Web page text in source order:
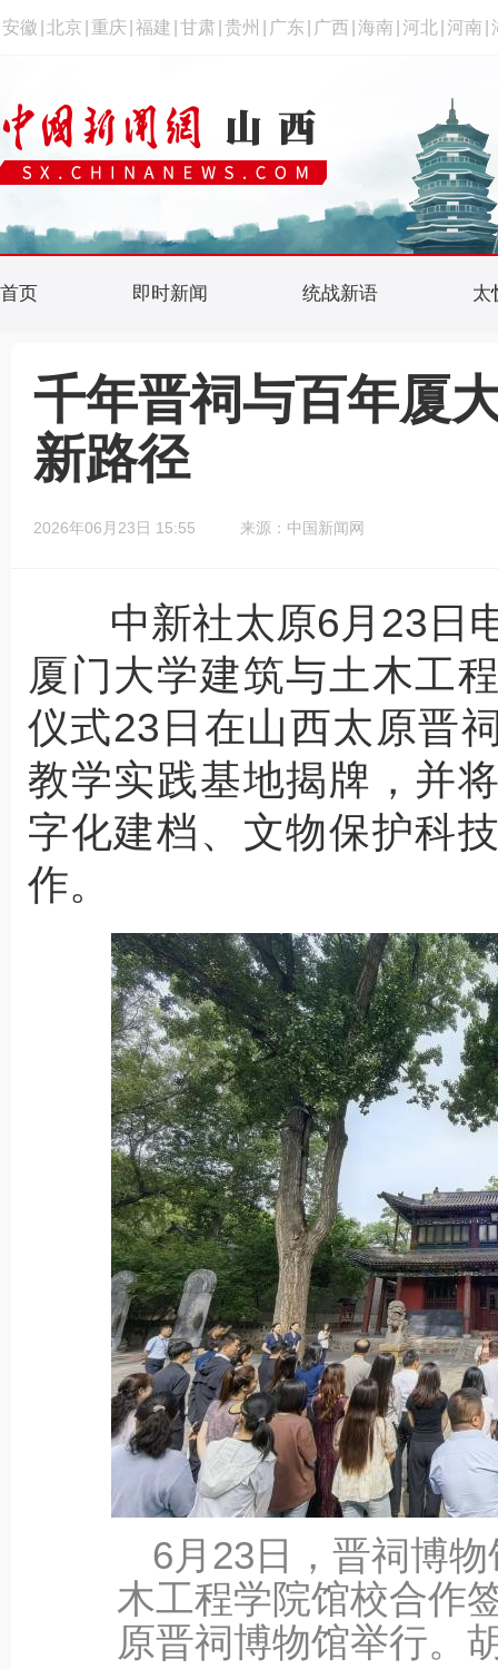
安徽 北京 重庆 福建 甘肃 贵州 广东 广西 海南 河北 河南
首页 即时新闻 统战新语 太
千年晋祠与百年厦
新路径
2026年06月23日 15:55 来源：中国新闻网
中新社太原6月23日电
厦门大学建筑与土木工
仪式23日在山西太原晋
教学实践基地揭牌，并
字化建档、文物保护科
作。
6月23日，晋祠博
木工程学院馆校合作
原晋祠博物馆举行。